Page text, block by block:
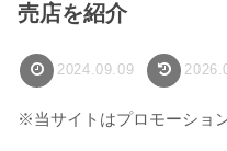
売店を紹介
2024.09.09
※当サイトはプロモーショ